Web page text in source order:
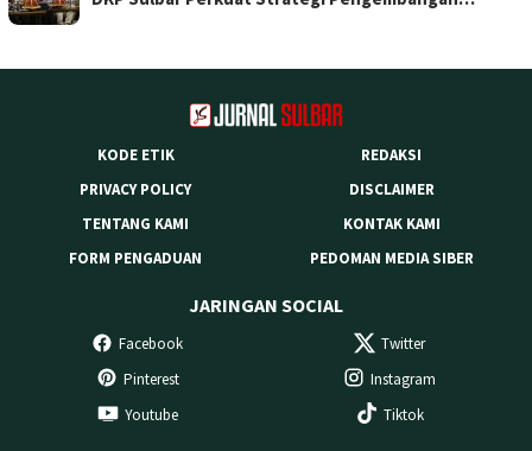
KODE ETIK
REDAKSI
PRIVACY POLICY
DISCLAIMER
TENTANG KAMI
KONTAK KAMI
FORM PENGADUAN
PEDOMAN MEDIA SIBER
JARINGAN SOCIAL
Facebook
Twitter
Pinterest
Instagram
Youtube
Tiktok